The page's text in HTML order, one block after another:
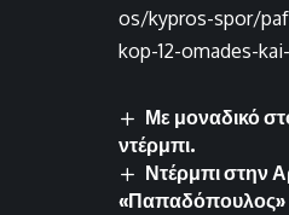
os/kypros-spor/
kop-12-omades-
Με μοναδικό
ντέρμπι.
Ντέρμπι στην
«Παπαδόπουλος»